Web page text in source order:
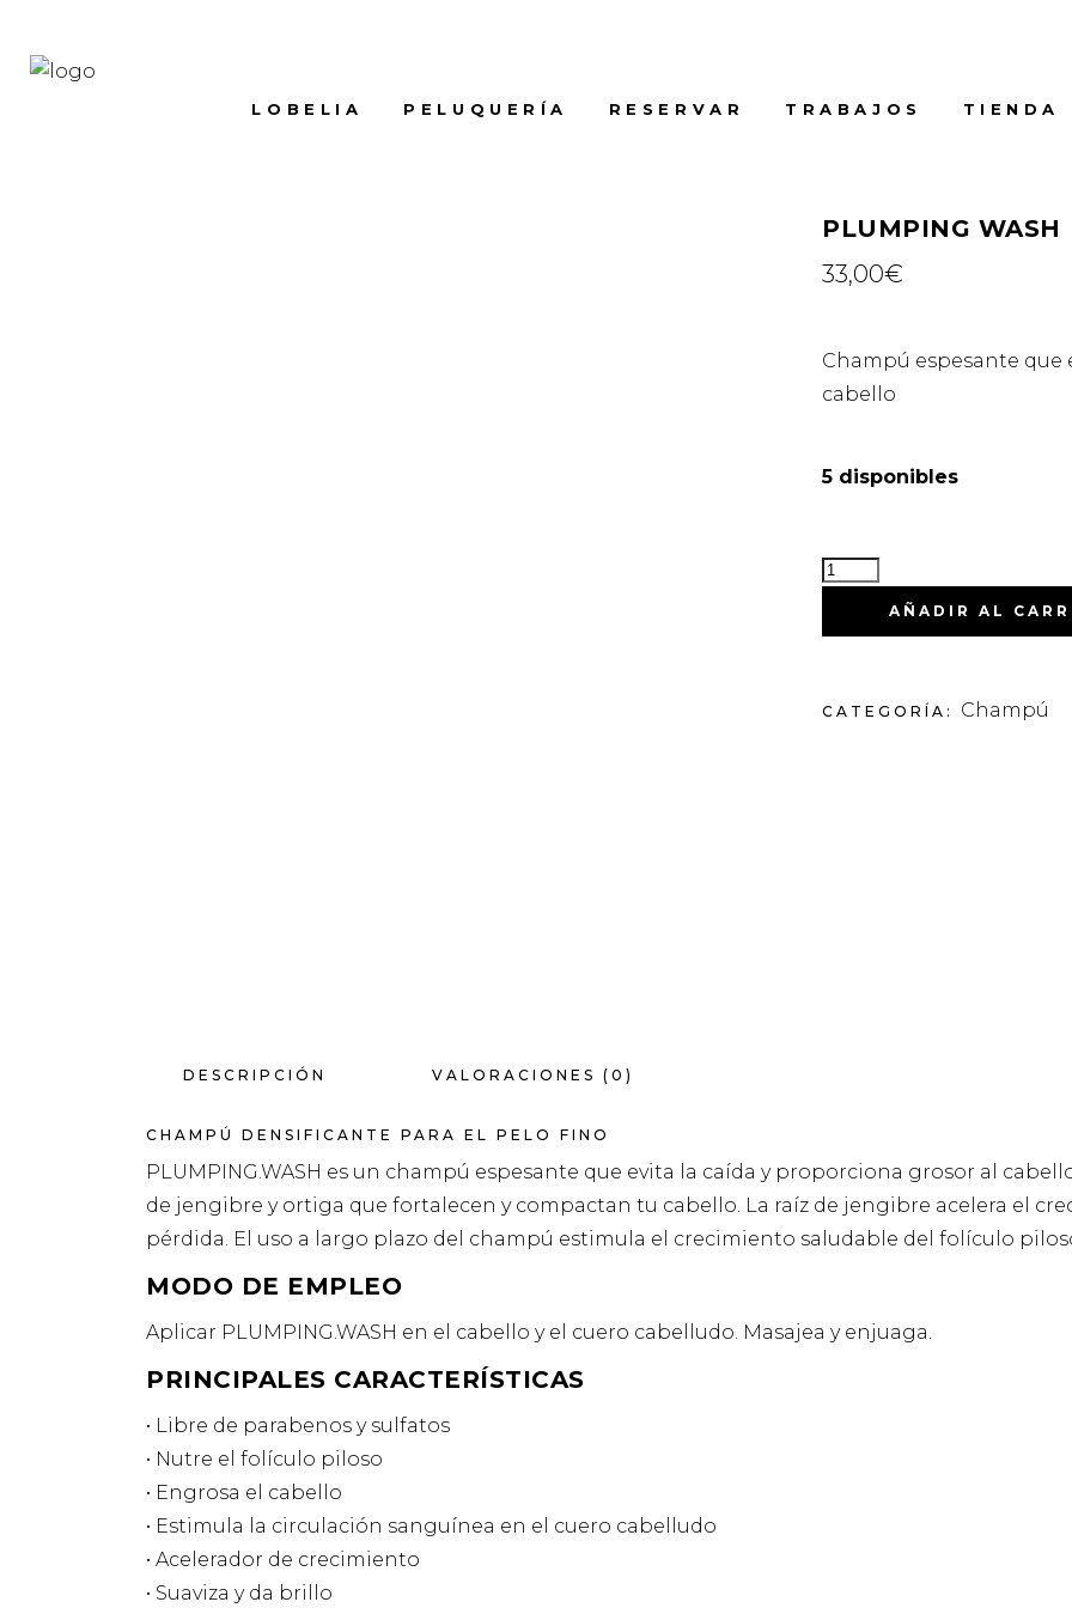
LOBELIA PELUQUERÍA RESERVAR TRABAJOS TIENDA
PLUMPING WASH
33,00€
Champú espesante
cabello
5 disponibles
AÑADIR AL
CATEGORÍA: Champú
DESCRIPCIÓN VALORACIONES (0)
CHAMPÚ DENSIFICANTE PARA EL PELO FINO
PLUMPING.WASH es un champú espesante que evita la caída y proporciona grosor al
de jengibre y ortiga que fortalecen y compactan tu cabello. La raíz de jengibre acelera el
pérdida. El uso a largo plazo del champú estimula el crecimiento saludable del folículo
MODO DE EMPLEO
Aplicar PLUMPING.WASH en el cabello y el cuero cabelludo. Masajea y enjuaga.
PRINCIPALES CARACTERÍSTICAS
• Libre de parabenos y sulfatos
• Nutre el folículo piloso
• Engrosa el cabello
• Estimula la circulación sanguínea en el cuero cabelludo
• Acelerador de crecimiento
• Suaviza y da brillo